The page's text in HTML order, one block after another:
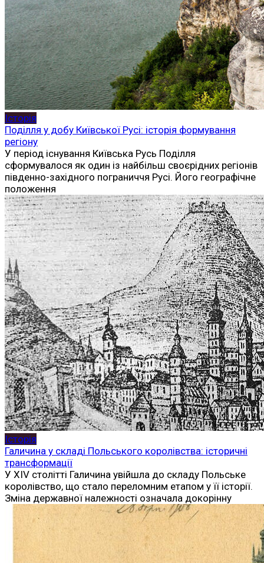
Історія
Поділля у добу Київської Русі: історія формування
регіону
У період існування Київська Русь Поділля
сформувалося як один із найбільш своєрідних регіонів
південно-західного пограниччя Русі. Його географічне
положення
Історія
Галичина у складі Польського королівства: історичні
трансформації
У XIV столітті Галичина увійшла до складу Польське
королівство, що стало переломним етапом у її історії.
Зміна державної належності означала докорінну